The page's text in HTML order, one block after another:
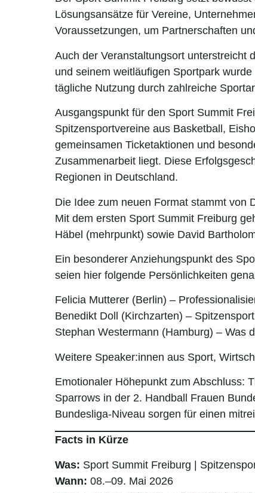
Lösungsansätze für Vereine,
Voraussetzungen, um Partnerschaften
Auch der Veranstaltungsort unterstreicht
und seinem weitläufigen Sportpark
tägliche Nutzung durch zahlreiche
Ausgangspunkt für den Sport Summit
Spitzensportvereine aus Basketball,
gemeinsamen Ticketaktionen und
Zusammenarbeit liegt. Diese
Regionen in Deutschland.
Die Idee zum neuen Format stammt von
Mit dem ersten Sport Summit Freiburg
Häbel (mehrpunkt) sowie David
Ein besonderer Anziehungspunkt des
seien hier folgende Persönlichkeiten
Felicia Mutterer (Berlin) –
Benedikt Doll (Kirchzarten) –
Stephan Westermann (Hamburg) – Was
Weitere Speaker:innen aus Sport,
Emotionaler Höhepunkt zum Abschluss:
Sparrows in der 2. Handball Frauen
Bundesliga-Niveau sorgen für einen
Facts in Kürze
Was: Sport Summit Freiburg |
Wann: 08.–09. Mai 2026